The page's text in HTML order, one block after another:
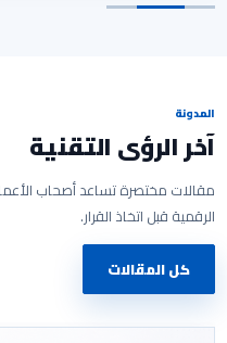
المدونة
آخر الرؤى التقنية
مقالات مختصرة تساعد أصحاب
الرقمية قبل اتخاذ القرار.
كل المقالات